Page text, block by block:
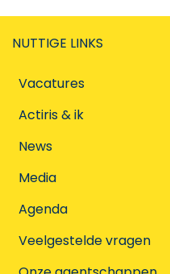
NUTTIGE LINKS
Vacatures
Actiris & ik
News
Media
Agenda
Veelgestelde vragen